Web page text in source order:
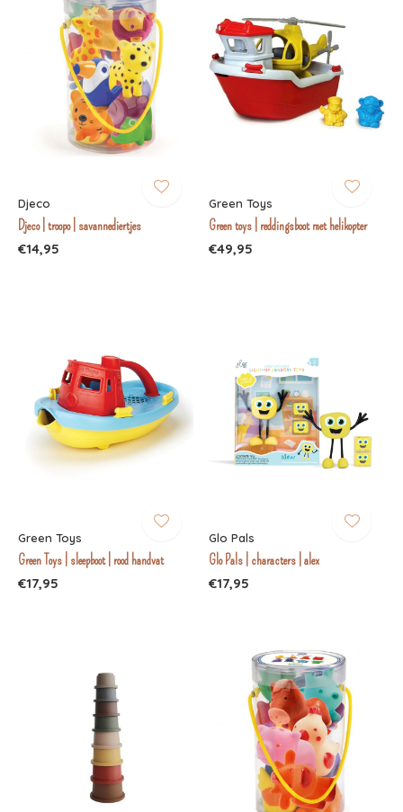
Djeco
Djeco | troopo | savannediertjes
€14,95
Green Toys
Green toys | reddingsboot met helikopter
€49,95
Green Toys
Green Toys | sleepboot | rood handvat
€17,95
Glo Pals
Glo Pals | characters | alex
€17,95